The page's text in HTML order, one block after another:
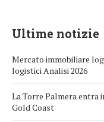
Ultime notizie
Mercato immobiliare
logistici Analisi 2026
La Torre Palmera entra
Gold Coast